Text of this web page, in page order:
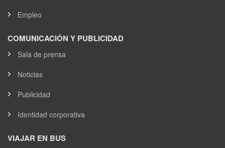
Empleo
COMUNICACIÓN Y PUBLICIDAD
Sala de prensa
Noticias
Publicidad
Identidad corporativa
VIAJAR EN BUS